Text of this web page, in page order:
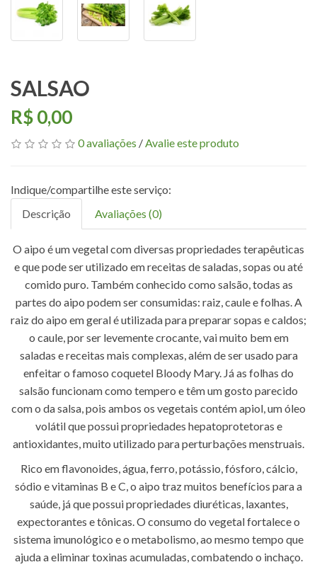
SALSAO
R$ 0,00
0 avaliações /Avalie este produto
Descrição Avaliações (0)
O aipo é um vegetal com diversas propriedades terapêuticas
e que pode ser utilizado em receitas de saladas, sopas ou até
comido puro. Também conhecido como salsão, todas as
partes do aipo podem ser consumidas: raiz, caule e folhas. A
raiz do aipo em geral é utilizada para preparar sopas e caldos;
o caule, por ser levemente crocante, vai muito bem em
saladas e receitas mais complexas, além de ser usado para
enfeitar o famoso coquetel Bloody Mary. Já as folhas do
salsão funcionam como tempero e têm um gosto parecido
com o da salsa, pois ambos os vegetais contém apiol, um óleo
volátil que possui propriedades hepatoprotetoras e
antioxidantes, muito utilizado para perturbações menstruais.
Rico em flavonoides, água, ferro, potássio, fósforo, cálcio,
sódio e vitaminas B e C, o aipo traz muitos benefícios para a
saúde, já que possui propriedades diuréticas, laxantes,
expectorantes e tônicas. O consumo do vegetal fortalece o
sistema imunológico e o metabolismo, ao mesmo tempo que
ajuda a eliminar toxinas acumuladas, combatendo o inchaço.